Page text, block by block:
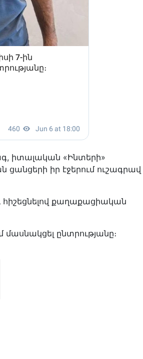
իտալական «Ինտերի»
իր էջերում ուշագրավ
հիշեցնելով քաղաքացիական
ընտրությանը։